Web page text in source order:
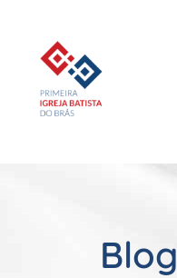
Blog